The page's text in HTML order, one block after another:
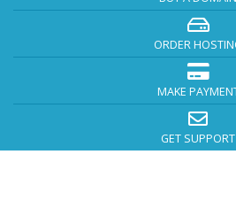
ORDER
MAKE
GET SUPPORT